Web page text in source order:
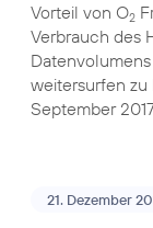
Vorteil von O2
Verbrauch des
weitersurfen zu
September
21. Dezember